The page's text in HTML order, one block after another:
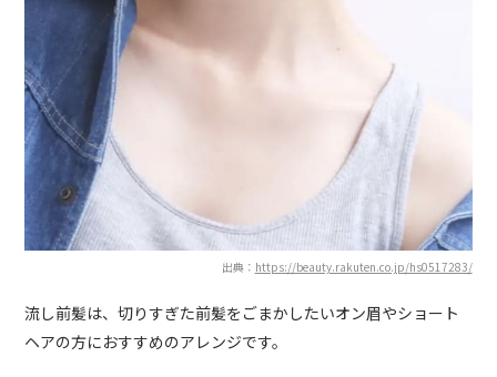
出典： https://beauty.rakuten.co.jp/hs0517283/
流し前髪は、切りすぎた前髪をごまかしたいオン眉やショート
ヘアの方におすすめのアレンジです。